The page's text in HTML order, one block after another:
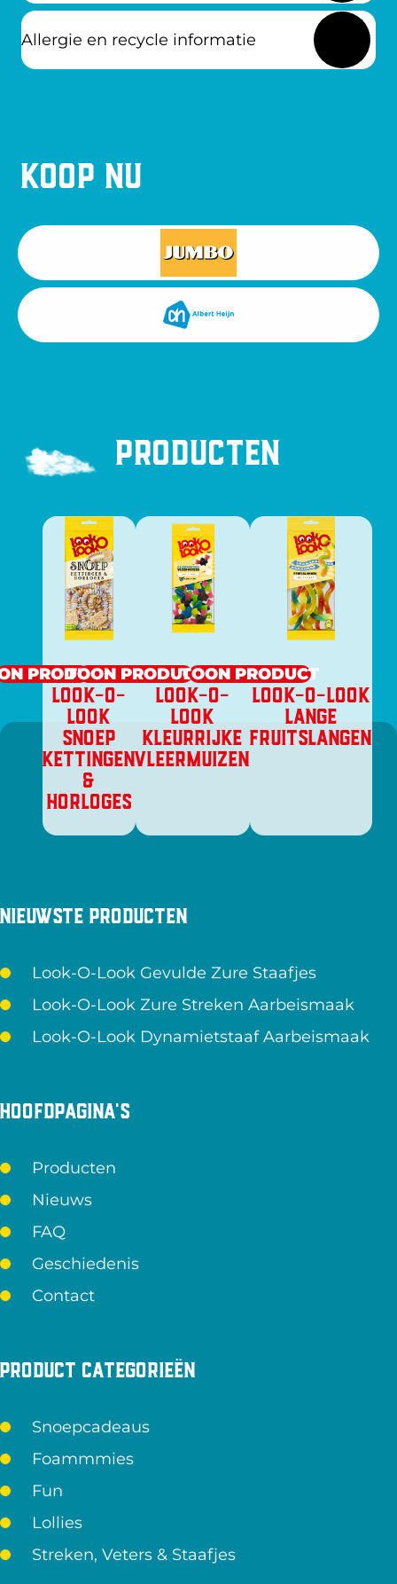
Allergie en recycle informatie
Koop nu
Producten
LOOK-O-
LOOK
SNOEP
KETTINGEN
&
HORLOGES
PRODUCT
Look-O-
Look
Kleurrijke
vleermuizen
TOON PRODUCT
Look-O-Look
Lange
fruitslangen
TOON PRODUCT
Nieuwste producten
Look-O-Look Gevulde Zure Staafjes
Look-O-Look Zure Streken Aarbeismaak
Look-O-Look Dynamietstaaf Aarbeismaak
Hoofdpagina's
Producten
Nieuws
FAQ
Geschiedenis
Contact
Product categorieën
Snoepcadeaus
Foammmies
Fun
Lollies
Streken, Veters & Staafjes